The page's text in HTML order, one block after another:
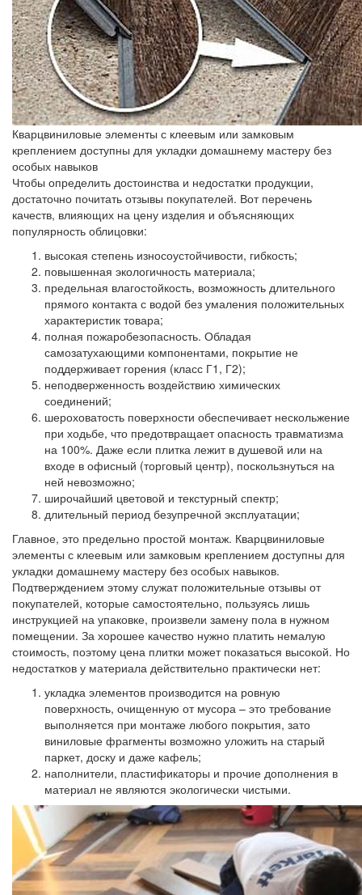
Кварцвиниловые элементы с клеевым или замковым
креплением доступны для укладки домашнему мастеру без
особых навыков
Чтобы определить достоинства и недостатки продукции,
достаточно почитать отзывы покупателей. Вот перечень
качеств, влияющих на цену изделия и объясняющих
популярность облицовки:
высокая степень износоустойчивости, гибкость;
повышенная экологичность материала;
предельная влагостойкость, возможность длительного
прямого контакта с водой без умаления положительных
характеристик товара;
полная пожаробезопасность. Обладая
самозатухающими компонентами, покрытие не
поддерживает горения (класс Г1, Г2);
неподверженность воздействию химических
соединений;
шероховатость поверхности обеспечивает нескольжение
при ходьбе, что предотвращает опасность травматизма
на 100%. Даже если плитка лежит в душевой или на
входе в офисный (торговый центр), поскользнуться на
ней невозможно;
широчайший цветовой и текстурный спектр;
длительный период безупречной эксплуатации;
Главное, это предельно простой монтаж. Кварцвиниловые
элементы с клеевым или замковым креплением доступны для
укладки домашнему мастеру без особых навыков.
Подтверждением этому служат положительные отзывы от
покупателей, которые самостоятельно, пользуясь лишь
инструкцией на упаковке, произвели замену пола в нужном
помещении. За хорошее качество нужно платить немалую
стоимость, поэтому цена плитки может показаться высокой. Но
недостатков у материала действительно практически нет:
укладка элементов производится на ровную
поверхность, очищенную от мусора – это требование
выполняется при монтаже любого покрытия, зато
виниловые фрагменты возможно уложить на старый
паркет, доску и даже кафель;
наполнители, пластификаторы и прочие дополнения в
материал не являются экологически чистыми.